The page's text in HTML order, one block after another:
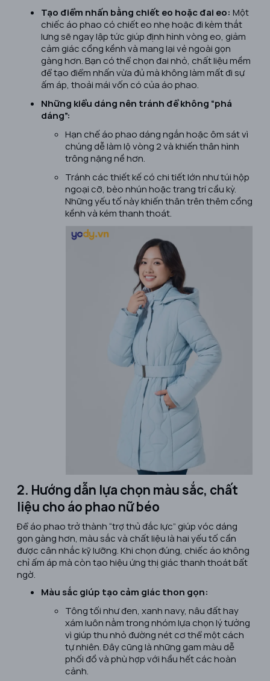
Tạo điểm nhấn bằng chiết eo hoặc đai eo: Một
chiếc áo phao có chiết eo nhẹ hoặc đi kèm thắt
lưng sẽ ngay lập tức giúp định hình vòng eo, giảm
cảm giác cồng kềnh và mang lại vẻ ngoài gọn
gàng hơn. Bạn có thể chọn đai nhỏ, chất liệu mềm
để tạo điểm nhấn vừa đủ mà không làm mất đi sự
ấm áp, thoải mái vốn có của áo phao.
Những kiểu dáng nên tránh để không “phá
dáng”:
Hạn chế áo phao dáng ngắn hoặc ôm sát vì
chúng dễ làm lộ vòng 2 và khiến thân hình
trông nặng nề hơn.
Tránh các thiết kế có chi tiết lớn như túi hộp
ngoại cỡ, bèo nhún hoặc trang trí cầu kỳ.
Những yếu tố này khiến thân trên thêm cồng
kềnh và kém thanh thoát.
2. Hướng dẫn lựa chọn màu sắc, chất
liệu cho áo phao nữ béo
Để áo phao trở thành “trợ thủ đắc lực” giúp vóc dáng
gọn gàng hơn, màu sắc và chất liệu là hai yếu tố cần
được cân nhắc kỹ lưỡng. Khi chọn đúng, chiếc áo không
chỉ ấm áp mà còn tạo hiệu ứng thị giác thanh thoát bất
ngờ.
Màu sắc giúp tạo cảm giác thon gọn:
Tông tối như đen, xanh navy, nâu đất hay
xám luôn nằm trong nhóm lựa chọn lý tưởng
vì giúp thu nhỏ đường nét cơ thể một cách
tự nhiên. Đây cũng là những gam màu dễ
phối đồ và phù hợp với hầu hết các hoàn
cảnh.